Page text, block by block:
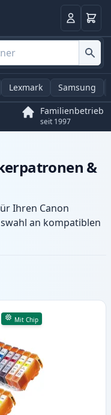
Anmelden
Lexmark Samsung
Familienbetrieb
seit 1997
&
Ihren Canon
an kompatiblen
gleichbleibender
Mit Chip